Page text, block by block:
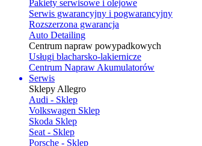
Pakiety serwisowe i olejowe
Serwis gwarancyjny i pogwarancyjny
Rozszerzona gwarancja
Auto Detailing
Centrum napraw powypadkowych
Usługi blacharsko-lakiernicze
Centrum Napraw Akumulatorów
Serwis
Sklepy Allegro
Audi - Sklep
Volkswagen Sklep
Skoda Sklep
Seat - Sklep
Porsche - Sklep